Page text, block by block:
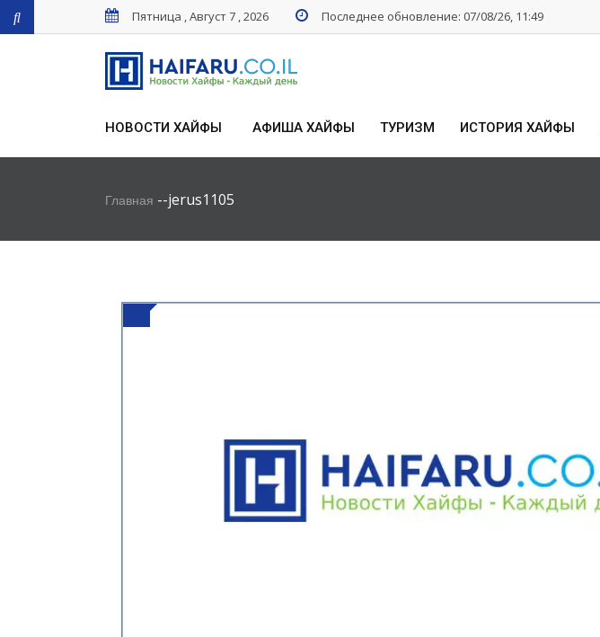
Пятница , Август 7 , 2026 Последнее обновление: 07/08/26, 11:49
НОВОСТИ ХАЙФЫ АФИША ХАЙФЫ ТУРИЗМ ИСТОРИЯ ХАЙФЫ
Главная --jerus1105